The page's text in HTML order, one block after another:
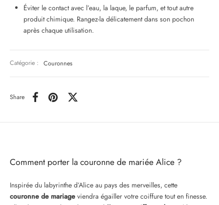
Éviter le contact avec l’eau, la laque, le parfum, et tout autre
produit chimique. Rangez-la délicatement dans son pochon
après chaque utilisation.
Catégorie : Couronnes
Share
Comment porter la couronne de mariée Alice ?
Inspirée du labyrinthe d’Alice au pays des merveilles, cette
couronne de mariage viendra égailler votre coiffure tout en finesse.